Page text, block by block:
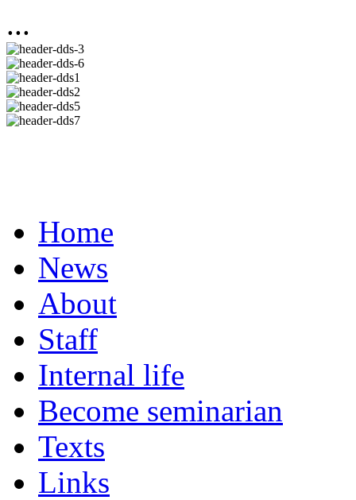
...
Home
News
About
Staff
Internal life
Become seminarian
Texts
Links